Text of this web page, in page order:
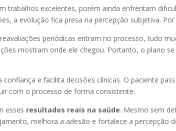
trabalhos excelentes, porém ainda enfrentam
a evolução fica presa na percepção subjetiva.
periódicas entram no processo, tudo
mostram onde ele chegou. Portanto, o plano
e facilita decisões clínicas. O paciente
com o processo de forma consistente.
esses resultados reais na saúde. Mesmo sem
melhora a adesão e fortalece a percepção